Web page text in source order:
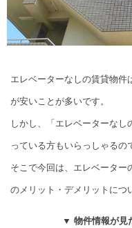
エレベーターなしの賃貸物件
が安いことが多いです。
しかし、「エレベーターなし
っている方もいらっしゃるの
そこで今回は、エレベーター
のメリット・デメリットにつ
▼ 物件情報が見